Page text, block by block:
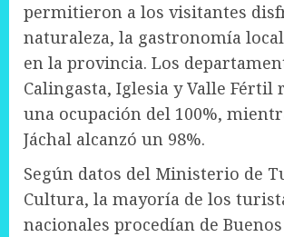
permitieron a los visitantes
naturaleza, la gastronomía
en la provincia. Los
Calingasta, Iglesia y Valle
una ocupación del 100%,
Jáchal alcanzó un 98%.
Según datos del Ministerio de
Cultura, la mayoría de los
nacionales procedían de